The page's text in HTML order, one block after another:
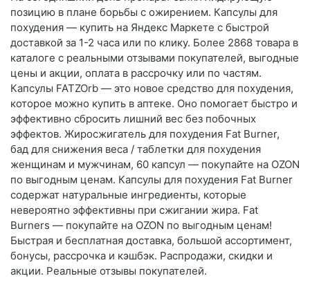
позицию в плане борьбы с ожирением. Капсулы для
похудения — купить на Яндекс Маркете с быстрой
доставкой за 1-2 часа или по клику. Более 2868 товара в
каталоге с реальными отзывами покупателей, выгодные
цены и акции, оплата в рассрочку или по частям.
Капсулы FATZOrb — это новое средство для похудения,
которое можно купить в аптеке. Оно помогает быстро и
эффективно сбросить лишний вес без побочных
эффектов. Жиросжигатель для похудения Fat Burner,
бад для снижения веса / таблетки для похудения
женщинам и мужчинам, 60 капсул — покупайте на OZON
по выгодным ценам. Капсулы для похудения Fat Burner
содержат натуральные ингредиенты, которые
невероятно эффективны при сжигании жира. Fat
Burners — покупайте на OZON по выгодным ценам!
Быстрая и бесплатная доставка, большой ассортимент,
бонусы, рассрочка и кэшбэк. Распродажи, скидки и
акции. Реальные отзывы покупателей.